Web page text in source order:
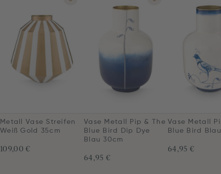
Metall Vase Streifen
Weiß Gold 35cm
109,00 €
Vase Metall Pip & The
Blue Bird Dip Dye
Blau 30cm
64,95 €
Vase Metall
Blue Bird
64,95 €